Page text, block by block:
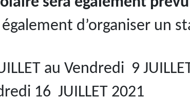
d’organiser un
au Vendredi 9
16 JUILLET 2021